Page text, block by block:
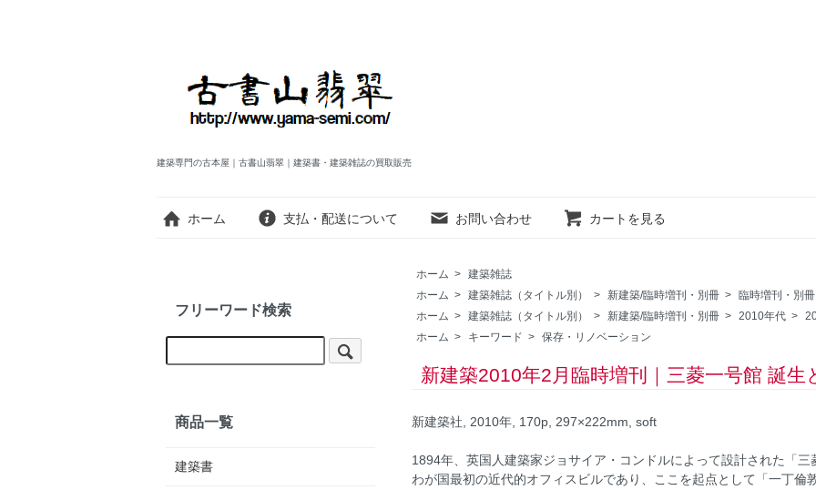
建築専門の古本屋｜古書山翡翠｜建築書・建築雑誌の買取販売
ホーム 支払・配送について お問い合わせ カートを見る
ホーム > 建築雑誌
ホーム > 建築雑誌（タイトル別） > 新建築/臨時増刊・別冊 >
臨時増刊・別冊
ホーム > 建築雑誌（タイトル別） > 新建築/臨時増刊・別冊 > 2010年代 >
ホーム > キーワード > 保存・リノベーション
新建築2010年2月臨時増刊｜三菱一号館 誕生
新建築社, 2010年, 170p, 297×222mm, soft
1894年、英国人建築家ジョサイア・コンドルによって設計された「三
わが国最初の近代的オフィスビルであり、ここを起点として「一丁倫
フリーワード検索
商品一覧
建築書